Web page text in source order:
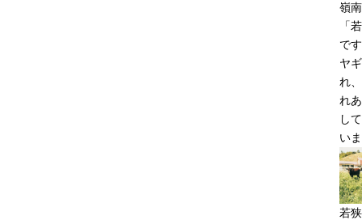
嶺
「
で
ヤ
れ
れ
し
い
若